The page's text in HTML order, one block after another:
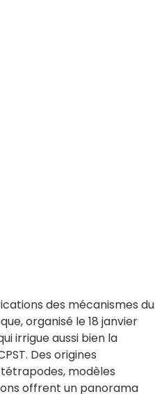
des mécanismes du
organisé le 18 janvier
irrigue aussi bien la
Des origines
modèles
offrent un panorama